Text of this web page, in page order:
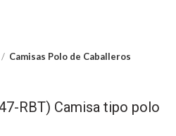
Camisas Polo de Caballeros
RBT) Camisa tipo polo